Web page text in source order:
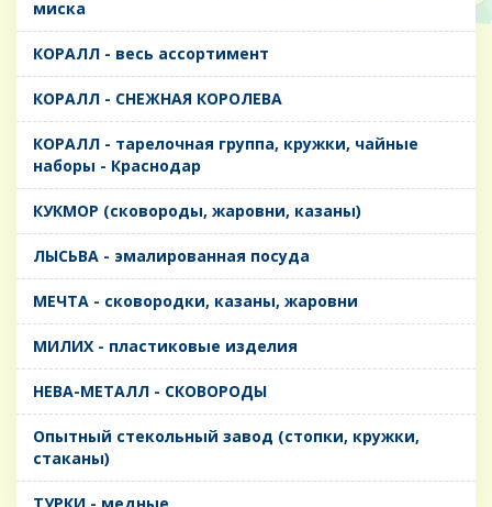
миска
КОРАЛЛ - весь ассортимент
КОРАЛЛ - СНЕЖНАЯ КОРОЛЕВА
КОРАЛЛ - тарелочная группа, кружки, чайные
наборы - Краснодар
КУКМОР (сковороды, жаровни, казаны)
ЛЫСЬВА - эмалированная посуда
МЕЧТА - сковородки, казаны, жаровни
МИЛИХ - пластиковые изделия
НЕВА-МЕТАЛЛ - СКОВОРОДЫ
Опытный стекольный завод (стопки, кружки,
стаканы)